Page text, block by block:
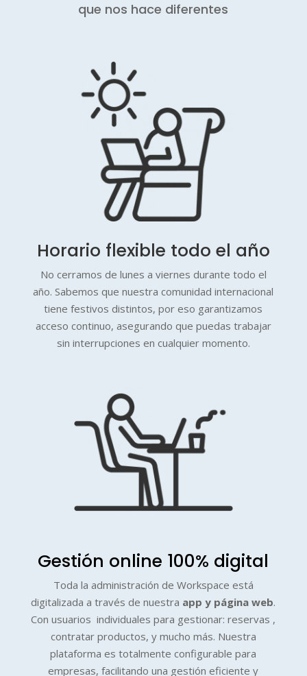
que nos hace diferentes
Horario flexible todo el año
No cerramos de lunes a viernes durante todo el
año. Sabemos que nuestra comunidad internacional
tiene festivos distintos, por eso garantizamos
acceso continuo, asegurando que puedas trabajar
sin interrupciones en cualquier momento.
Gestión online 100% digital
Toda la administración de Workspace está
digitalizada a través de nuestra app y página web.
Con usuarios individuales para gestionar: reservas ,
contratar productos, y mucho más. Nuestra
plataforma es totalmente configurable para
empresas, facilitando una gestión eficiente y